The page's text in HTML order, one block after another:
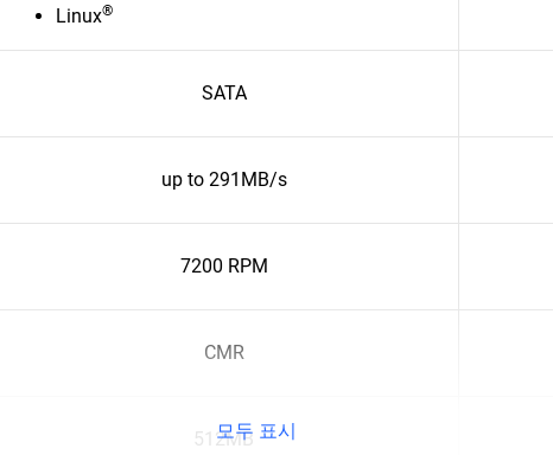
Linux®
SATA
up to 291MB/s
7200 RPM
CMR
512MB
모두 표시